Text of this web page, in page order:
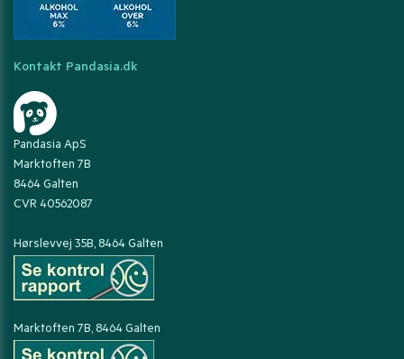
Kontakt Pandasia.dk
Pandasia ApS
Marktoften 7B
8464 Galten
CVR 40562087
Hørslevvej 35B, 8464 Galten
Marktoften 7B, 8464 Galten